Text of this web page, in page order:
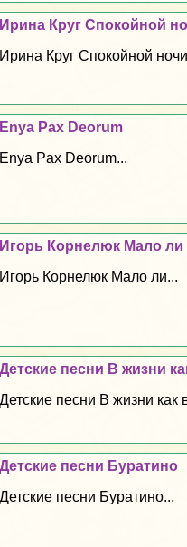
Ирина Круг Спокойной
Ирина Круг Спокойной
Enya Pax Deorum
Enya Pax Deorum...
Игорь Корнелюк Мало ли
Игорь Корнелюк Мало ли...
Детские песни В жизни
Детские песни В жизни как
Детские песни Буратино
Детские песни Буратино...